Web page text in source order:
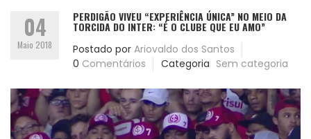
04
Maio 2018
PERDIGÃO VIVEU “EXPERIÊNCIA ÚNICA” NO MEIO DA
TORCIDA DO INTER: “É O CLUBE QUE EU AMO”
Postado por Ariovaldo dos Santos
0 Comentários Categoria Sem categoria